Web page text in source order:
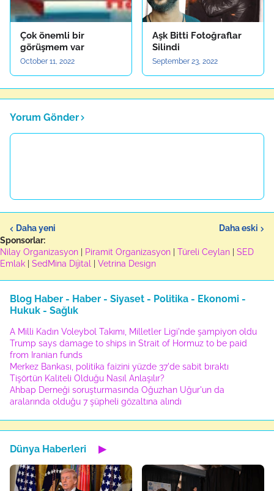
Çok önemli bir
görüşmem var
October 11, 2022
Aşk Bitti Fotoğraflar
Silindi
September 23, 2022
Yorum Gönder
Daha yeni
Daha eski
Sponsorlar:
Nilay Organizasyon
Piramit Organizasyon Türeli Ceylan
SED
Emlak
SedMina Dijital Vetrina Design
Blog Haber - Haber - Siyaset - Politika - Ekonomi -
Hukuk - Sağlık
A Milli Kadın Voleybol Takımı, Milletler Ligi'nde şampiyon oldu
Trump says damage to ships in Strait of Hormuz to be paid
from Iranian funds
Merkez Bankası, politika faizini yüzde 37'de sabit bıraktı
Tişörtün Kaliteli Olduğu Nasıl Anlaşılır?
Ahbap Derneği soruşturmasında Oğuzhan Uğur'un da
aralarında olduğu 7 şüpheli gözaltına alındı
Dünya Haberleri ▶